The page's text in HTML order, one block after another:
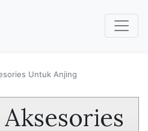
Untuk Anjing